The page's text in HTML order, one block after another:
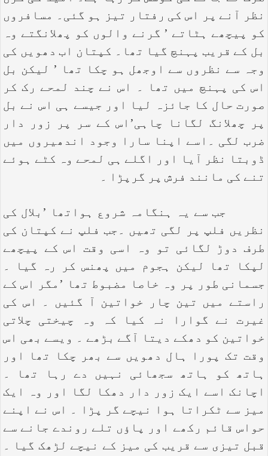
نظر آنے پر اس کی رفتار تیز ہو گئی۔ مسافروں
کو پیچھے ہٹاتے ’ گرنے والوں کو پھلانگتے وہ
بل کے قریب پہنچ گیا تھا۔ کپتان اب دھویں کی
وجہ سے نظروں سے اوجھل ہو چکا تھا ’ لیکن بل
اس کی پہنچ میں تھا ۔ اس نے چند لمحے رک کر
صورت حال کا جائزہ لیا اور جیسے ہی اس نے بل
پر چھلانگ لگانا چاہی’اس کے سر پر زور دار
ضرب لگی ۔اسے اپنا سارا وجود اندھیروں میں
ڈوبتا نظر آیا اور اگلے ہی لمحے وہ کٹے ہوئے
تنے کی مانند فرش پر گرپڑا ۔
جب سے یہ ہنگامہ شروع ہواتھا ’بلال کی
نظریں فلپ پر لگی تھیں ۔جب فلپ نے کپتان کی
طرف دوڑ لگائی تو وہ اسی وقت اس کے پیچھے
لپکا تھا لیکن ہجوم میں پھنس کر رہ گیا ۔
جسمانی طور پر وہ خاصا مضبوط تھا ’مگر اس کے
راستے میں تین چار خواتین آ گئیں ۔ اس کی
غیرت نے گوارا نہ کیا کہ وہ چیختی چلاتی
خواتین کو دھکے دیتا آگے بڑھے ۔ ویسے بھی اس
وقت تک پورا ہال دھویں سے بھر چکا تھا اور
ہاتھ کو ہاتھ سجھائی نہیں دے رہا تھا ۔
اچانک اسے ایک زور دار دھکا لگا اور وہ ایک
میز سے ٹکراتا ہوا نیچے گر پڑا ۔ اس نے اپنے
حواس قائم رکھے اور پاؤں تلے روندے جانے سے
قبل تیزی سے قریب کی میز کے نیچے لڑھک گیا ۔